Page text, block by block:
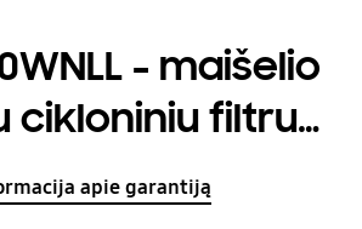
- maišelio
cikloniniu filtru,
700 W
apie garantiją